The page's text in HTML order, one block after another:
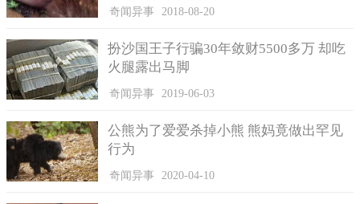
2年后皇十子就夭折，让舒妃大受打击，至此未再有子嗣。虽然膝
交给她抚养，就此延续20多年。
奇闻异事 2018-08-20
扮沙国王子行骗30年敛财5500多万 却吃
火腿露出马脚
奇闻异事 2019-06-03
公熊为了爱爱杀掉小熊 熊妈竟做出罕见
行为
奇闻异事 2020-04-10